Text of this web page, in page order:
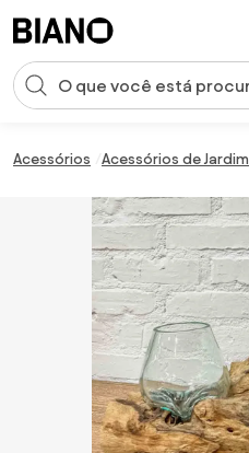
Entrada de pesquisa
Acessórios Acessórios de Jardim